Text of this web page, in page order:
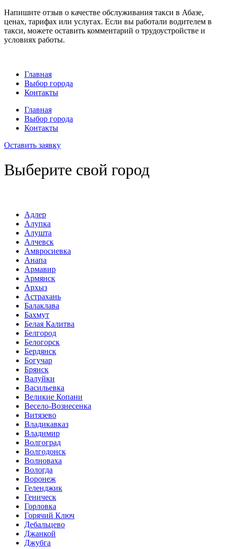
Напишите отзыв о качестве обслуживания такси в Абазе,
ценах, тарифах или услугах. Если вы работали водителем в
такси, можете оставить комментарий о трудоустройстве и
условиях работы.
Главная
Выбор города
Контакты
Главная
Выбор города
Контакты
Оставить заявку
Выберите свой город
Адлер
Алупка
Алушта
Алчевск
Амвросиевка
Анапа
Армавир
Армянск
Архыз
Астрахань
Балаклава
Бахмут
Белая Калитва
Белгород
Белогорск
Бердянск
Богучар
Брянск
Валуйки
Васильевка
Великие Копани
Весело-Вознесенка
Витязево
Владикавказ
Владимир
Волгоград
Волгодонск
Волноваха
Вологда
Воронеж
Геленджик
Геническ
Горловка
Горячий Ключ
Дебальцево
Джанкой
Джубга